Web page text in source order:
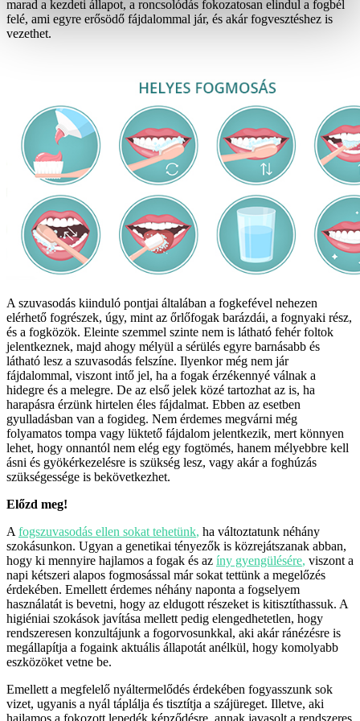
marad a kezdeti állapot, a roncsolódás fokozatosan elindul a fogbél
felé, ami egyre erősödő fájdalommal jár, és akár fogvesztéshez is
vezethet.
A szuvasodás kiinduló pontjai általában a fogkefével nehezen
elérhető fogrészek, úgy, mint az őrlőfogak barázdái, a fognyaki rész,
és a fogközök. Eleinte szemmel szinte nem is látható fehér foltok
jelentkeznek, majd ahogy mélyül a sérülés egyre barnásabb és
látható lesz a szuvasodás felszíne. Ilyenkor még nem jár
fájdalommal, viszont intő jel, ha a fogak érzékennyé válnak a
hidegre és a melegre. De az első jelek közé tartozhat az is, ha
harapásra érzünk hirtelen éles fájdalmat. Ebben az esetben
gyulladásban van a fogideg. Nem érdemes megvárni még
folyamatos tompa vagy lüktető fájdalom jelentkezik, mert könnyen
lehet, hogy onnantól nem elég egy fogtömés, hanem mélyebbre kell
ásni és gyökérkezelésre is szükség lesz, vagy akár a foghúzás
szükségessége is bekövetkezhet.
Előzd meg!
A fogszuvasodás ellen sokat tehetünk, ha változtatunk néhány
szokásunkon. Ugyan a genetikai tényezők is közrejátszanak abban,
hogy ki mennyire hajlamos a fogak és az íny gyengülésére, viszont a
napi kétszeri alapos fogmosással már sokat tettünk a megelőzés
érdekében. Emellett érdemes néhány naponta a fogselyem
használatát is bevetni, hogy az eldugott részeket is kitisztíthassuk. A
higiéniai szokások javítása mellett pedig elengedhetetlen, hogy
rendszeresen konzultájunk a fogorvosunkkal, aki akár ránézésre is
megállapítja a fogaink aktuális állapotát anélkül, hogy komolyabb
eszközöket vetne be.
Emellett a megfelelő nyáltermelődés érdekében fogyasszunk sok
vizet, ugyanis a nyál táplálja és tisztítja a szájüreget. Illetve, aki
hajlamos a fokozott lepedék képződésre, annak javasolt a rendszeres